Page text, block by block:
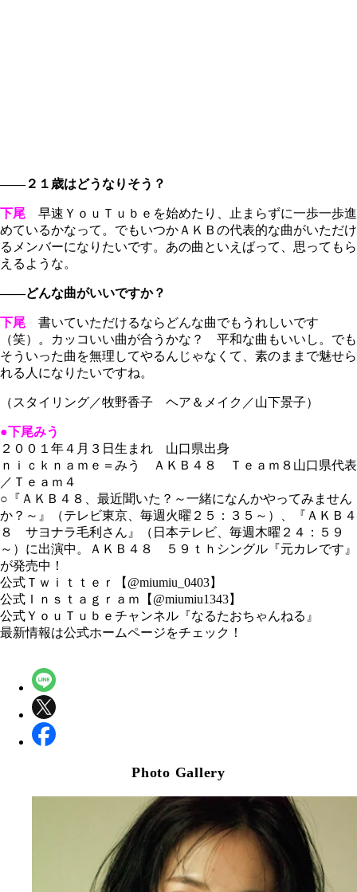
――２１歳はどうなりそう？
下尾 早速ＹｏｕＴｕｂｅを始めたり、止まらずに一歩一歩進
めているかなって。でもいつかＡＫＢの代表的な曲がいただけ
るメンバーになりたいです。あの曲といえばって、思ってもら
えるような。
――どんな曲がいいですか？
下尾 書いていただけるならどんな曲でもうれしいです
（笑）。カッコいい曲が合うかな？ 平和な曲もいいし。でも
そういった曲を無理してやるんじゃなくて、素のままで魅せら
れる人になりたいですね。
（スタイリング／牧野香子 ヘア＆メイク／山下景子）
●下尾みう
２００１年４月３日生まれ 山口県出身
ｎｉｃｋｎａｍｅ＝みう ＡＫＢ４８ Ｔｅａｍ８山口県代表
／Ｔｅａｍ４
○『ＡＫＢ４８、最近聞いた？～一緒になんかやってみません
か？～』（テレビ東京、毎週火曜２５：３５～）、『ＡＫＢ４
８ サヨナラ毛利さん』（日本テレビ、毎週木曜２４：５９
～）に出演中。ＡＫＢ４８ ５９ｔｈシングル『元カレです』
が発売中！
公式Ｔｗｉｔｔｅｒ【@miumiu_0403】
公式Ｉｎｓｔａｇｒａｍ【@miumiu1343】
公式ＹｏｕＴｕｂｅチャンネル『なるたおちゃんねる』
最新情報は公式ホームページをチェック！
Photo Gallery